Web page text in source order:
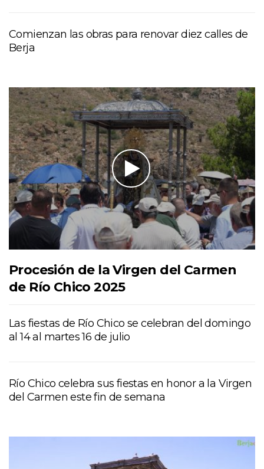
Comienzan las obras para renovar diez calles de
Berja
Procesión de la Virgen del Carmen
de Río Chico 2025
Las fiestas de Río Chico se celebran del domingo
al 14 al martes 16 de julio
Río Chico celebra sus fiestas en honor a la Virgen
del Carmen este fin de semana